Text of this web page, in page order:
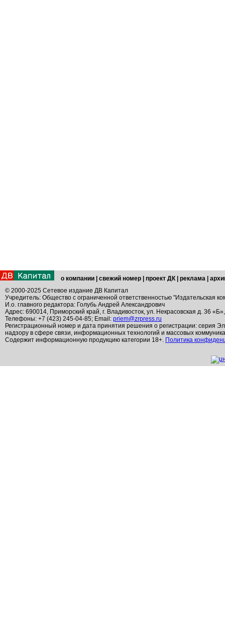
о компании свежий номер проект ДК реклама
© 2000-2025 Сетевое издание ДВ Капитал
Учредитель: Общество с ограниченной ответственностью "Издательская
И.о. главного редактора: Голубь Андрей Александрович
Адрес: 690014, Приморский край, г. Владивосток, ул. Некрасовская д. 36
Телефоны: +7 (423) 245-04-85; Email: priem@zrpress.ru
Регистрационный номер и дата принятия решения о регистрации: серия
надзору в сфере связи, информационных технологий и массовых
Содержит информационную продукцию категории 18+. Политика